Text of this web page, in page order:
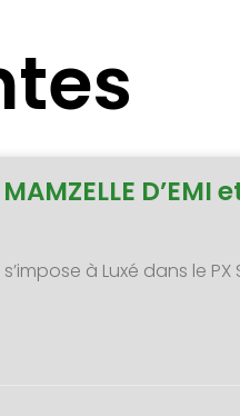
D’EMI
s’impose à Luxé dans le PX